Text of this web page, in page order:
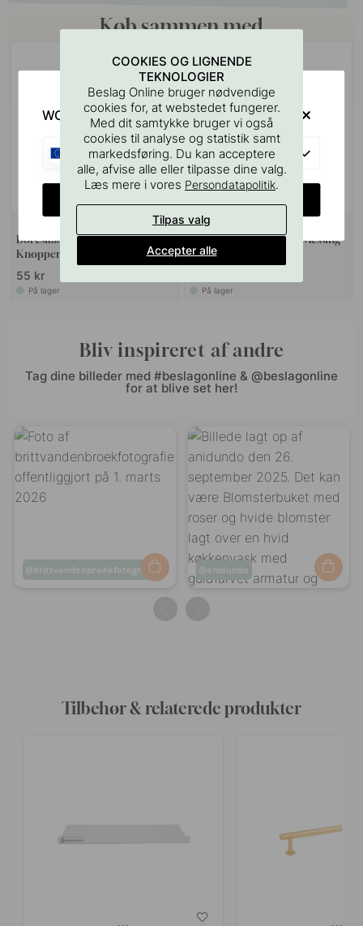
Køb sammen med
Boreskabelonen til Greb &
Knopper
55 kr
På lager
Knop T Ethel - Børstet Messing
På lager
Bliv inspireret af andre
Tag dine billeder med #beslagonline & @beslagonline
for at blive set her!
Opslag
brittvandenbroekfotografie
Opslag
anidundo
Tilbehør & relaterede produkter
COOKIES OG LIGNENDE
TEKNOLOGIER
Beslag Online bruger nødvendige
cookies for, at webstedet fungerer.
Med dit samtykke bruger vi også
cookies til analyse og statistik samt
markedsføring. Du kan acceptere
alle, afvise alle eller tilpasse dine valg.
Læs mere i vores Persondatapolitik.
Tilpas valg
Accepter alle
WOULD YOU RATHER VISIT?
EU